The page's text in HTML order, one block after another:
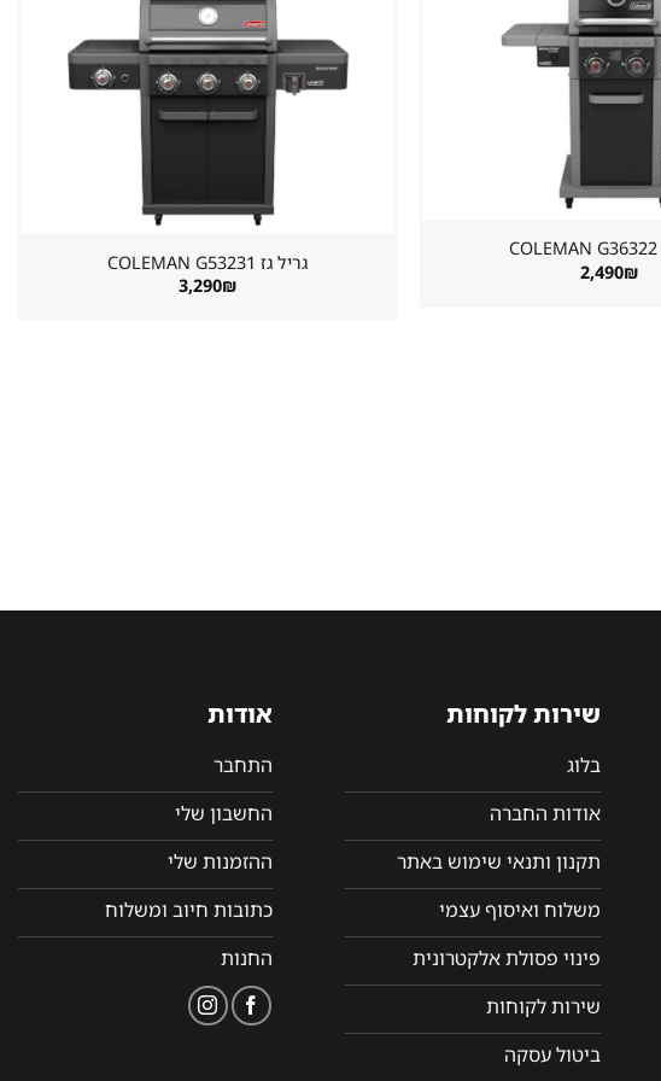
2,490₪
גריל גז ⁦COLEMAN G53231⁩
3,290₪
שירות לקוחות
בלוג
אודות החברה
תקנון ותנאי שימוש באתר
משלוח ואיסוף עצמי
פינוי פסולת אלקטרונית
שירות לקוחות
ביטול עסקה
אודות
התחבר
החשבון שלי
ההזמנות שלי
כתובות חיוב ומשלוח
החנות